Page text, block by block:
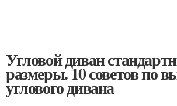
Угловой диван
размеры. 10 советов по
углового дивана